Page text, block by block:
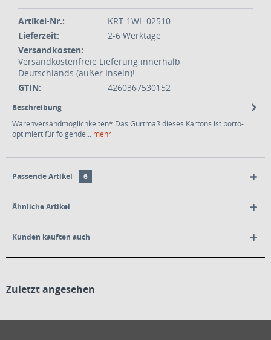
Artikel-Nr.:
KRT-1WL-02510
Lieferzeit:
2-6 Werktage
Versandkosten:
Versandkostenfreie Lieferung innerhalb
Deutschlands (außer Inseln)!
GTIN:
4260367530152
Beschreibung
Warenversandmöglichkeiten* Das Gurtmaß dieses Kartons ist porto-
optimiert für folgende... mehr
Passende Artikel 6
Ähnliche Artikel
Kunden kauften auch
Zuletzt angesehen